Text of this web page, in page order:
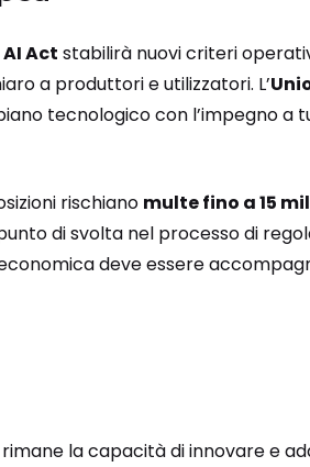
AI Act stabilirà nuovi criteri
a produttori e utilizzatori. L’
tecnologico con l’impegno a
rischiano multe fino a 15
di svolta nel processo di
deve essere
la capacità di innovare e